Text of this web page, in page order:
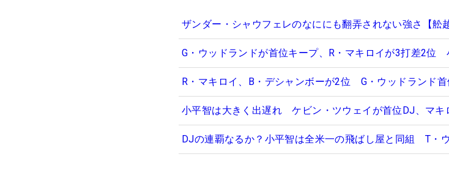
ザンダー・シャウフェレのなににも翻弄されない強さ【舩
G・ウッドランドが首位キープ、R・マキロイが3打差2位
R・マキロイ、B・デシャンボーが2位 G・ウッドランド
小平智は大きく出遅れ ケビン・ツウェイが首位DJ、マキ
DJの連覇なるか？小平智は全米一の飛ばし屋と同組 T・